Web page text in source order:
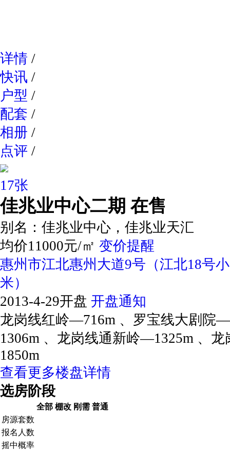
详情 /
快讯 /
户型 /
配套 /
相册 /
点评 /
17张
佳兆业中心二期 在售
别名： 佳兆业中心，佳兆业天汇
均价11000元/㎡ 变价提醒
惠州市江北惠州大道9号（江北18号
米）
2013-4-29开盘 开盘通知
龙岗线红岭—716m 、罗宝线大剧院
1306m 、龙岗线通新岭—1325m 、
1850m
查看更多楼盘详情
选房阶段
全部 棚改 刚需 普通
房源套数
报名人数
摇中概率